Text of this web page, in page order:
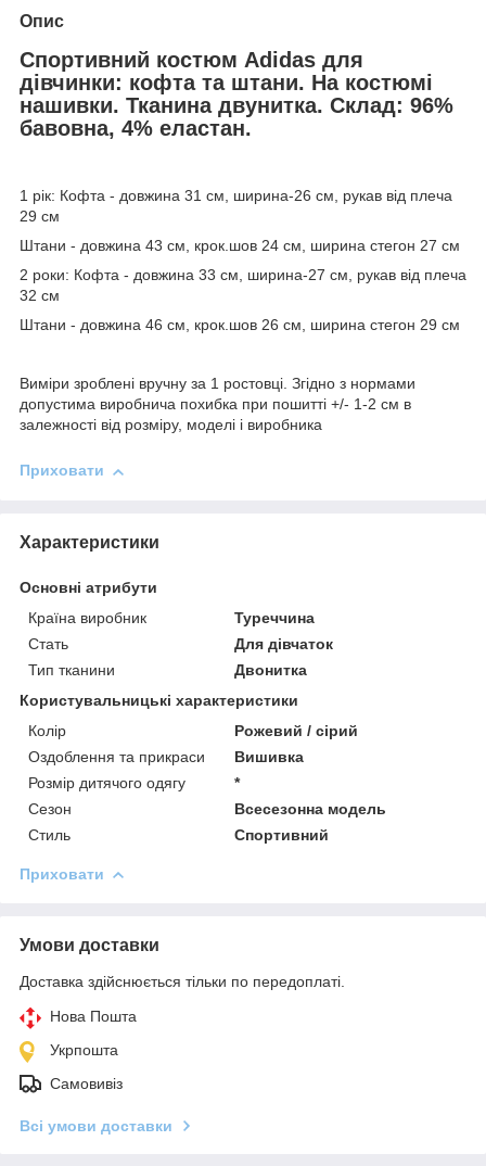
Опис
Спортивний костюм Adidas для
дівчинки: кофта та штани. На костюмі
нашивки. Тканина двунитка. Склад: 96%
бавовна, 4% еластан.
1 рік: Кофта - довжина 31 см, ширина-26 см, рукав від плеча
29 см
Штани - довжина 43 см, крок.шов 24 см, ширина стегон 27 см
2 роки: Кофта - довжина 33 см, ширина-27 см, рукав від плеча
32 см
Штани - довжина 46 см, крок.шов 26 см, ширина стегон 29 см
Виміри зроблені вручну за 1 ростовці. Згідно з нормами
допустима виробнича похибка при пошитті +/- 1-2 см в
залежності від розміру, моделі і виробника
Приховати
Характеристики
Основні атрибути
Країна виробник
Туреччина
Стать
Для дівчаток
Тип тканини
Двонитка
Користувальницькі характеристики
Колір
Рожевий / сірий
Оздоблення та прикраси
Вишивка
Розмір дитячого одягу
*
Сезон
Всесезонна модель
Стиль
Спортивний
Приховати
Умови доставки
Доставка здійснюється тільки по передоплаті.
Нова Пошта
Укрпошта
Самовивіз
Всі умови доставки